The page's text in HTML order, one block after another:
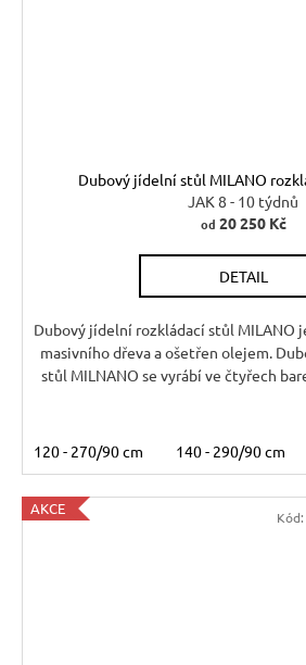
Dubový jídelní stůl MILANO
JAK 8 - 10 týdnů
od 20 250 Kč
DETAIL
Dubový jídelní rozkládací stůl MILANO
masivního dřeva a ošetřen olejem.
stůl MILNANO se vyrábí ve čtyřech
120 - 270/90 cm 140 - 290/90 cm
AKCE Kód: